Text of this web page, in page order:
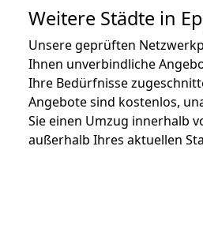
Weitere Städte in
Unsere geprüften
Ihnen unverbindliche
Ihre Bedürfnisse
Angebote sind kostenlos,
Sie einen Umzug innerhalb
außerhalb Ihres aktuellen